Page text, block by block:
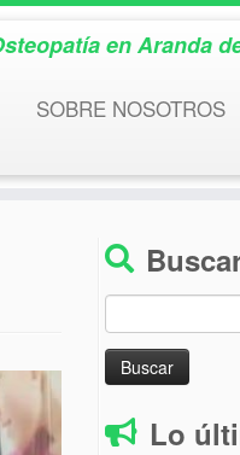
en Aranda
SOBRE NOSOTROS
Lo